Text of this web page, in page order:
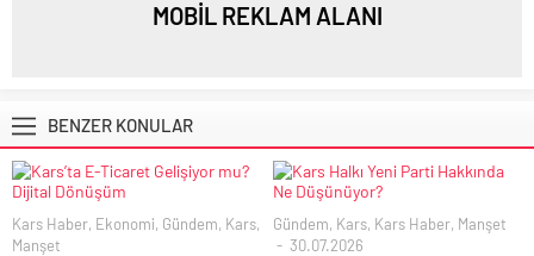
MOBİL REKLAM ALANI
BENZER KONULAR
Kars Haber, Ekonomi, Gündem, Kars,
Manşet
Gündem, Kars, Kars Haber, Manşet
30.07.2026